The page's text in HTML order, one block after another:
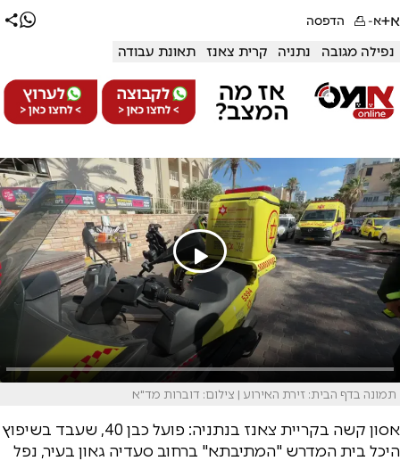
א+א- הדפסה
נפילה מגובה נתניה קרית צאנז תאונת עבודה
תמונה בדף הבית: זירת האירוע | צילום: דוברות מד"א
אסון קשה בקריית צאנז בנתניה: פועל כבן 40, שעבד בשיפוץ
היכל בית המדרש "המתיבתא" ברחוב סעדיה גאון בעיר, נפל